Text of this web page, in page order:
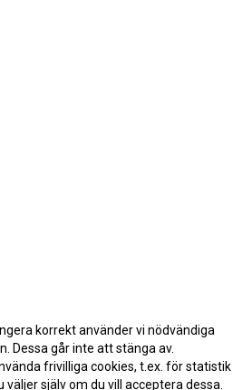
korrekt använder vi nödvändiga
Dessa går inte att stänga av.
frivilliga cookies, t.ex. för statistik
själv om du vill acceptera dessa.